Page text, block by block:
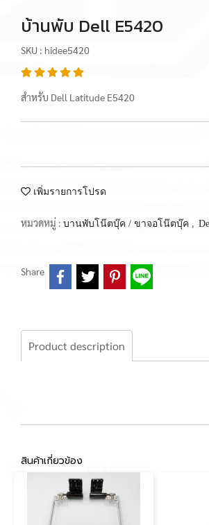
บ้านพับ Dell E5420
SKU : hidee5420
สำหรับ Dell Latitude E5420
เพิ่มรายการโปรด
หมวดหมู่ : บานพับโน๊ตบุ๊ค / ขาจอโน๊ตบุ๊ค ,
Share
Product description
สินค้าเกี่ยวข้อง